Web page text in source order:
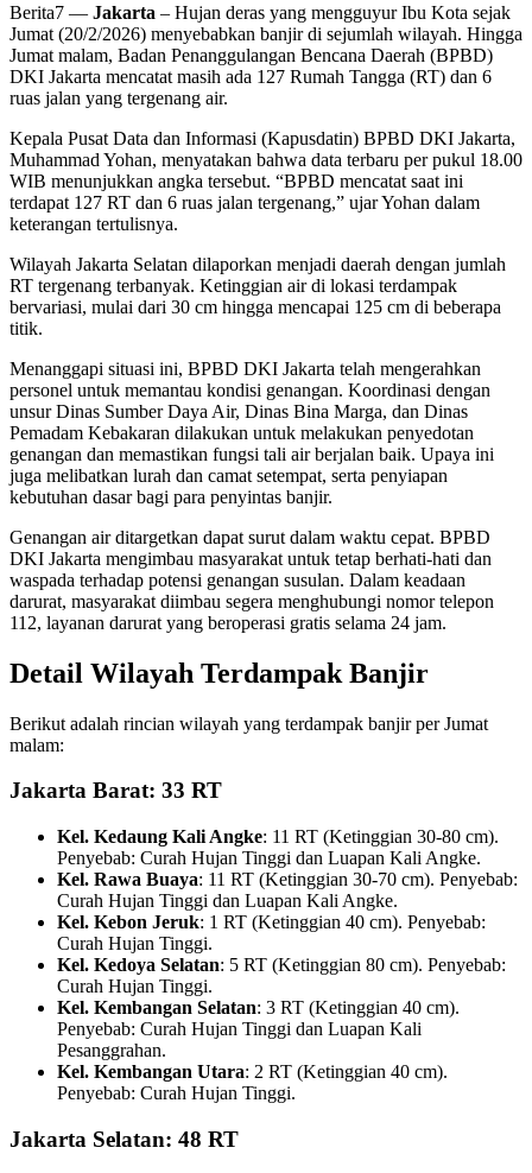
Berita7 — Jakarta – Hujan deras yang mengguyur Ibu Kota sejak
Jumat (20/2/2026) menyebabkan banjir di sejumlah wilayah. Hingga
Jumat malam, Badan Penanggulangan Bencana Daerah (BPBD)
DKI Jakarta mencatat masih ada 127 Rumah Tangga (RT) dan 6
ruas jalan yang tergenang air.
Kepala Pusat Data dan Informasi (Kapusdatin) BPBD DKI Jakarta,
Muhammad Yohan, menyatakan bahwa data terbaru per pukul 18.00
WIB menunjukkan angka tersebut. “BPBD mencatat saat ini
terdapat 127 RT dan 6 ruas jalan tergenang,” ujar Yohan dalam
keterangan tertulisnya.
Wilayah Jakarta Selatan dilaporkan menjadi daerah dengan jumlah
RT tergenang terbanyak. Ketinggian air di lokasi terdampak
bervariasi, mulai dari 30 cm hingga mencapai 125 cm di beberapa
titik.
Menanggapi situasi ini, BPBD DKI Jakarta telah mengerahkan
personel untuk memantau kondisi genangan. Koordinasi dengan
unsur Dinas Sumber Daya Air, Dinas Bina Marga, dan Dinas
Pemadam Kebakaran dilakukan untuk melakukan penyedotan
genangan dan memastikan fungsi tali air berjalan baik. Upaya ini
juga melibatkan lurah dan camat setempat, serta penyiapan
kebutuhan dasar bagi para penyintas banjir.
Genangan air ditargetkan dapat surut dalam waktu cepat. BPBD
DKI Jakarta mengimbau masyarakat untuk tetap berhati-hati dan
waspada terhadap potensi genangan susulan. Dalam keadaan
darurat, masyarakat diimbau segera menghubungi nomor telepon
112, layanan darurat yang beroperasi gratis selama 24 jam.
Detail Wilayah Terdampak Banjir
Berikut adalah rincian wilayah yang terdampak banjir per Jumat
malam:
Jakarta Barat: 33 RT
Kel. Kedaung Kali Angke: 11 RT (Ketinggian 30-80 cm).
Penyebab: Curah Hujan Tinggi dan Luapan Kali Angke.
Kel. Rawa Buaya: 11 RT (Ketinggian 30-70 cm). Penyebab:
Curah Hujan Tinggi dan Luapan Kali Angke.
Kel. Kebon Jeruk: 1 RT (Ketinggian 40 cm). Penyebab:
Curah Hujan Tinggi.
Kel. Kedoya Selatan: 5 RT (Ketinggian 80 cm). Penyebab:
Curah Hujan Tinggi.
Kel. Kembangan Selatan: 3 RT (Ketinggian 40 cm).
Penyebab: Curah Hujan Tinggi dan Luapan Kali
Pesanggrahan.
Kel. Kembangan Utara: 2 RT (Ketinggian 40 cm).
Penyebab: Curah Hujan Tinggi.
Jakarta Selatan: 48 RT